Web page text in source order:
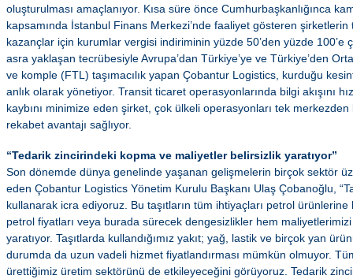
oluşturulması amaçlanıyor. Kısa süre önce Cumhurbaşkanlığınca
kapsamında İstanbul Finans Merkezi’nde faaliyet gösteren
kazançlar için kurumlar vergisi indiriminin yüzde 50’den yüzde 100’e
asra yaklaşan tecrübesiyle Avrupa’dan Türkiye’ye ve Türkiye’den
ve komple (FTL) taşımacılık yapan Çobantur Logistics, kurduğu
anlık olarak yönetiyor. Transit ticaret operasyonlarında bilgi akışını
kaybını minimize eden şirket, çok ülkeli operasyonları tek
rekabet avantajı sağlıyor.
“Tedarik zincirindeki kopma ve maliyetler belirsizlik yaratıyor”
Son dönemde dünya genelinde yaşanan gelişmelerin birçok sektör
eden Çobantur Logistics Yönetim Kurulu Başkanı Ulaş Çobanoğlu,
kullanarak icra ediyoruz. Bu taşıtların tüm ihtiyaçları petrol ürünlerine
petrol fiyatları veya burada sürecek dengesizlikler hem
yaratıyor. Taşıtlarda kullandığımız yakıt; yağ, lastik ve birçok yan
durumda da uzun vadeli hizmet fiyatlandırması mümkün olmuyor.
ürettiğimiz üretim sektörünü de etkileyeceğini görüyoruz. Tedarik